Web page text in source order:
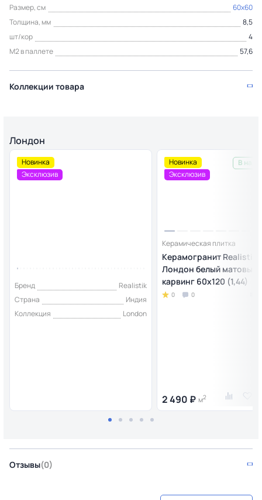
Размер, см
60x60
Толщина, мм
8,5
шт/кор
4
М2 в паллете
57,6
Коллекции товара
Лондон
Новинка
Эксклюзив
Бренд
Realistik
Страна
Индия
Коллекция
London
Новинка
Эксклюзив
В
Керамическая плитка
Керамогранит Realistik
Лондон белый матовый
карвинг 60x120 (1,44)
0 0
2 490 ₽ м2
Отзывы(0)